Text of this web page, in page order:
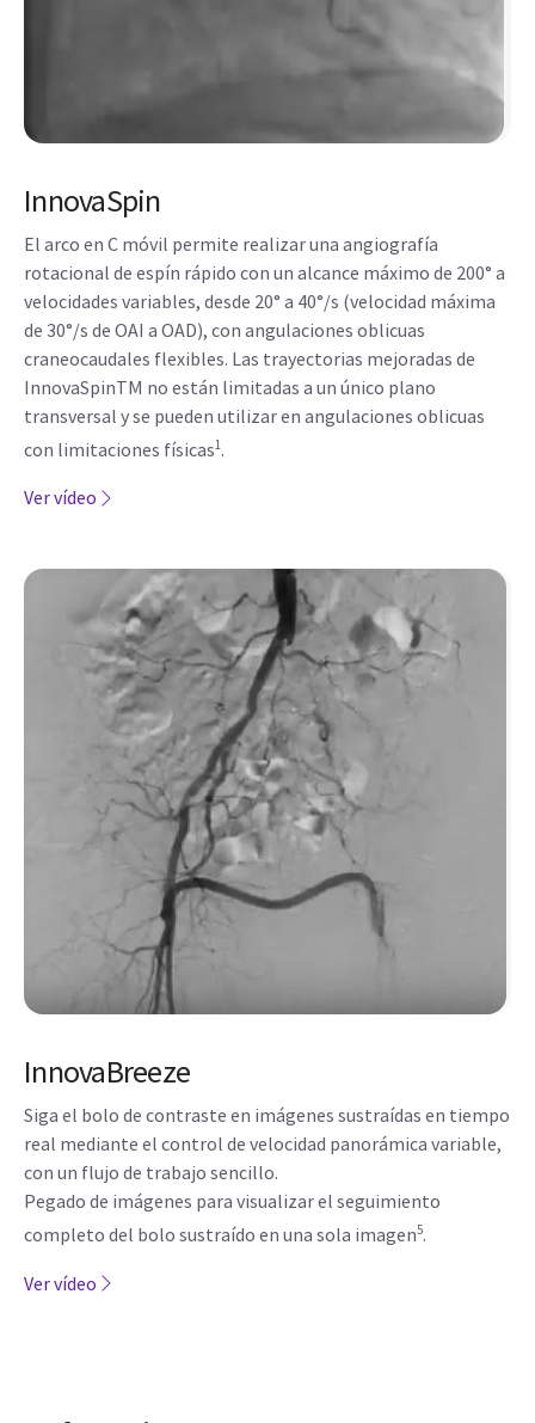
InnovaSpin
El arco en C móvil permite realizar una angiografía
rotacional de espín rápido con un alcance máximo de 200° a
velocidades variables, desde 20° a 40°/s (velocidad máxima
de 30°/s de OAI a OAD), con angulaciones oblicuas
craneocaudales flexibles. Las trayectorias mejoradas de
InnovaSpinTM no están limitadas a un único plano
transversal y se pueden utilizar en angulaciones oblicuas
con limitaciones físicas1.
Ver vídeo
InnovaBreeze
Siga el bolo de contraste en imágenes sustraídas en tiempo
real mediante el control de velocidad panorámica variable,
con un flujo de trabajo sencillo.
Pegado de imágenes para visualizar el seguimiento
completo del bolo sustraído en una sola imagen5.
Ver vídeo